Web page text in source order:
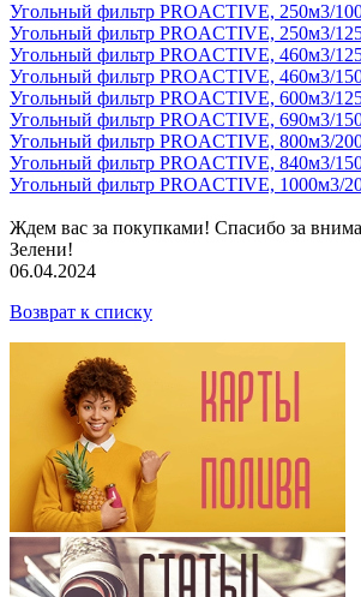
Угольный фильтр PROACTIVE, 250м3/
Угольный фильтр PROACTIVE, 250м3/
Угольный фильтр PROACTIVE, 460м3/
Угольный фильтр PROACTIVE, 460м3/
Угольный фильтр PROACTIVE, 600м3/
Угольный фильтр PROACTIVE, 690м3/
Угольный фильтр PROACTIVE, 800м3/
Угольный фильтр PROACTIVE, 840м3/
Угольный фильтр PROACTIVE, 1000м3/
Ждем вас за покупками! Спасибо за
Зелени!
06.04.2024
Возврат к списку